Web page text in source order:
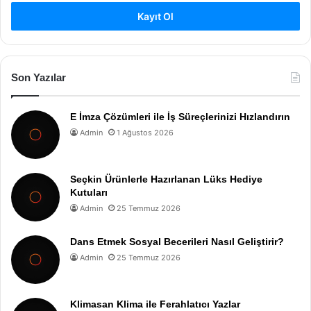
Kayıt Ol
Son Yazılar
E İmza Çözümleri ile İş Süreçlerinizi Hızlandırın
Admin 1 Ağustos 2026
Seçkin Ürünlerle Hazırlanan Lüks Hediye
Kutuları
Admin 25 Temmuz 2026
Dans Etmek Sosyal Becerileri Nasıl Geliştirir?
Admin 25 Temmuz 2026
Klimasan Klima ile Ferahlatıcı Yazlar